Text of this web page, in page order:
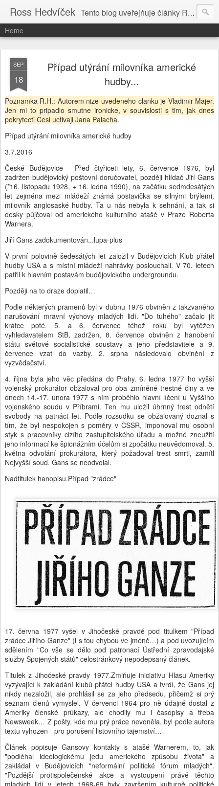
Ross Hedvíček Tento blog uveřejňuje články Ross Hedvíčka v češtině (pokud budu mit naladu) - s editacni pomoci Ludvika Dedika.
Home
SEP
18
Případ utýrání milovníka americké
hudby...
Poznamka R.H.: Autorem nize-uvedeneho clanku je Vladimir Majer.
Jen mi to pripadlo smutne ironicke, v souvislosti s tim, jak dnes
pokrytecti Cesi uctivaji Jana Palacha.
Případ utýrání milovníka americké hudby
3.7.2016
České Budějovice - Před čtyřiceti lety, 6. července 1976, byl
zadržen budějovický poštovní doručovatel, později hlídač Jiří Gans
(*16. listopadu 1928, + 16. ledna 1990), na začátku sedmdesátých
let zejména mezi mládeží známá postavička se silnými brýlemi,
milovník anglosaské hudby. Ta u nás nebyla k sehnání, a tak si
desky půjčoval od amerického kulturního atašé v Praze Roberta
Warnera.
Jiří Gans zadokumentován...lupa-plus
V první polovině šedesátých let založil v Budějovicích Klub přátel
hudby USA a s místní mládeží nahrávky poslouchali. V 70. letech
patřil k hlavním postavám budějovického undergroundu.
Později na to draze doplatil…
Podle některých pramenů byl v dubnu 1976 obviněn z takzvaného
narušování mravní výchovy mladých lidí. "Do tuhého" začalo jít
krátce poté. 5. a 6. července téhož roku byl vytěžen
vyhledavatelem StB, zadržen, 8. července obviněn z hanobení
státu světové socialistické soustavy a jeho představitele a 9.
července vzat do vazby. 2. srpna následovalo obvinění z
vyzvědačství.
4. října byla jeho věc předána do Prahy. 6. ledna 1977 ho vyšší
vojenský prokurátor obžaloval pro oba zmíněné trestné činy a ve
dnech 14.-17. února 1977 s ním proběhlo hlavní líčení u Vyššího
vojenského soudu v Příbrami. Ten mu uložil úhrnný trest odnětí
svobody na patnáct let. Podle rozsudku se obžalovaný doznal s
tím, že byl nespokojen s poměry v ČSSR, imponoval mu osobní
styk s pracovníky cizího zastupitelského úřadu a možné zneužití
jeho informací ke špionážním účelům si zpočátku neuvědomoval. 5.
května odvolání prokurátora, který požadoval trest smrti, zamítl
Nejvyšší soud. Gans se neodvolal.
Nadtitulek hanopisu.Případ "zrádce"
17. června 1977 vyšel v Jihočeské pravdě pod titulkem "Případ
zrádce Jiřího Ganze" (i s tou chybou ve jméně…) a pod uvozujícím
sdělením "Co vše se dělo pod patronací Ústřední zpravodajské
služby Spojených států" celostránkový nepodepsaný článek.
Titulek z Jihočeské pravdy 1977.Zmiňuje iniciativu Hlasu Ameriky
vyzývající k zakládání klubů přátel hudby USA a tvrdí, že Gans jej
nikdy nezaložil, ale prohlásil se za jeho předsedu, přičemž si prý
seznam členů vymyslel. V červenci 1964 pro ně údajně dostal z
Ameriky členské průkazy, ale chodily mu i časopisy a třeba
Newsweek… Z pošty, kde mu prý práce nevoněla, byl podle autora
textu vyhozen - pro porušení listovního tajemství…
Článek popisuje Gansovy kontakty s atašé Warnerem, to, jak
"podléhal ideologickému jedu amerického způsobu života" a
zakládal v Budějovicích "neformální politické fórum mladých".
"Pozdější protispolečenské akce a vystoupení právě těchto
mladých lidí v letech 1968-69 byly završením kulturně politické